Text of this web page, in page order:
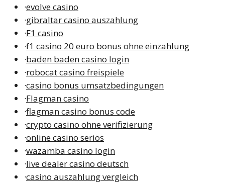
·evolve casino
·gibraltar casino auszahlung
·F1 casino
·f1 casino 20 euro bonus ohne einzahlung
·baden baden casino login
·robocat casino freispiele
·casino bonus umsatzbedingungen
·Flagman casino
·flagman casino bonus code
·crypto casino ohne verifizierung
·online casino seriös
·wazamba casino login
·live dealer casino deutsch
·casino auszahlung vergleich